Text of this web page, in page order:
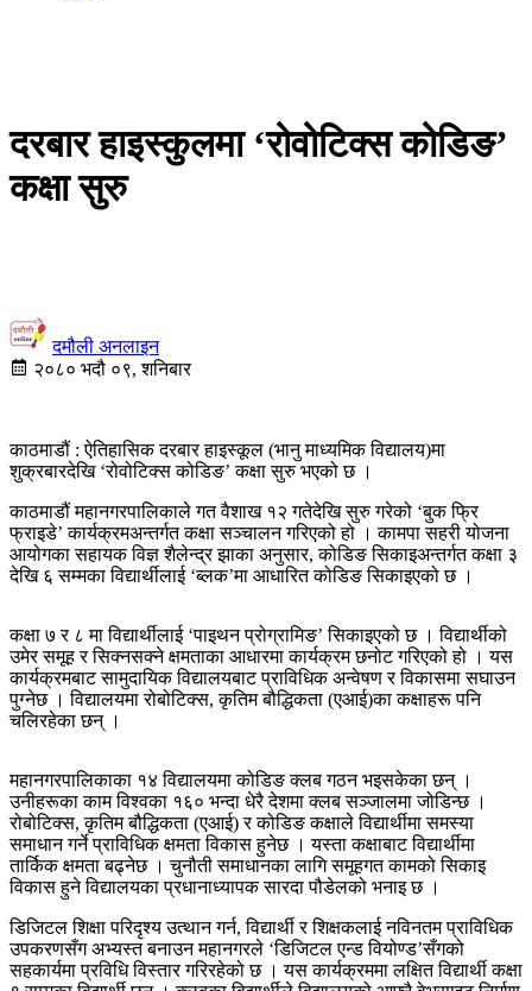
दरबार हाइस्कुलमा ‘रोवोटिक्स कोडिङ’
कक्षा सुरु
दमौली अनलाइन
२०८० भदौ ०९, शनिबार
काठमाडौं : ऐतिहासिक दरबार हाइस्कूल (भानु माध्यमिक विद्यालय)मा
शुक्रबारदेखि ‘रोवोटिक्स कोडिङ’ कक्षा सुरु भएको छ ।
काठमाडौं महानगरपालिकाले गत वैशाख १२ गतेदेखि सुरु गरेको ‘बुक फ्रि
फ्राइडे’ कार्यक्रमअन्तर्गत कक्षा सञ्चालन गरिएको हो । कामपा सहरी योजना
आयोगका सहायक विज्ञ शैलेन्द्र झाका अनुसार, कोडिङ सिकाइअन्तर्गत कक्षा ३
देखि ६ सम्मका विद्यार्थीलाई ‘ब्लक’मा आधारित कोडिङ सिकाइएको छ ।
कक्षा ७ र ८ मा विद्यार्थीलाई ‘पाइथन प्रोग्रामिङ’ सिकाइएको छ । विद्यार्थीको
उमेर समूह र सिक्नसक्ने क्षमताका आधारमा कार्यक्रम छनोट गरिएको हो । यस
कार्यक्रमबाट सामुदायिक विद्यालयबाट प्राविधिक अन्वेषण र विकासमा सघाउन
पुग्नेछ । विद्यालयमा रोबोटिक्स, कृतिम बौद्धिकता (एआई)का कक्षाहरू पनि
चलिरहेका छन् ।
महानगरपालिकाका १४ विद्यालयमा कोडिङ क्लब गठन भइसकेका छन् ।
उनीहरूका काम विश्वका १६० भन्दा धेरै देशमा क्लब सञ्जालमा जोडिन्छ ।
रोबोटिक्स, कृतिम बौद्धिकता (एआई) र कोडिङ कक्षाले विद्यार्थीमा समस्या
समाधान गर्ने प्राविधिक क्षमता विकास हुनेछ । यस्ता कक्षाबाट विद्यार्थीमा
तार्किक क्षमता बढ्नेछ । चुनौती समाधानका लागि समूहगत कामको सिकाइ
विकास हुने विद्यालयका प्रधानाध्यापक सारदा पौडेलको भनाइ छ ।
डिजिटल शिक्षा परिदृश्य उत्थान गर्न, विद्यार्थी र शिक्षकलाई नविनतम प्राविधिक
उपकरणसँग अभ्यस्त बनाउन महानगरले ‘डिजिटल एन्ड वियोण्ड’सँगको
सहकार्यमा प्रविधि विस्तार गरिरहेको छ । यस कार्यक्रममा लक्षित विद्यार्थी कक्षा